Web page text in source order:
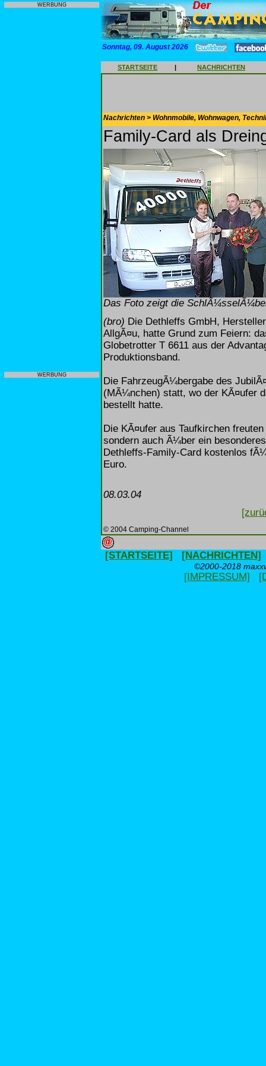
WERBUNG
WERBUNG
Sonntag, 09. August 2026
STARTSEITE | NACHRICHTEN
Nachrichten > Wohnmobile, Wohnwagen,
Family-Card als
Das Foto zeigt die
(bro) Die Dethleffs GmbH,
AllgÃ¤u, hatte Grund zum Feiern:
Globetrotter T 6611 aus der
Produktionsband.
Die FahrzeugÃ¼bergabe des
(MÃ¼nchen) statt, wo der KÃ¤ufer
bestellt hatte.
Die KÃ¤ufer aus Taufkirchen
sondern auch Ã¼ber ein
Dethleffs-Family-Card kostenlos
Euro.
08.03.04
© 2004 Camping-Channel
[STARTSEITE] [NACHRICHTEN]
©2000-2018
[IMPRESSUM]